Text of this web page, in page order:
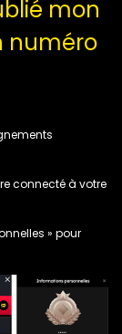
mon
numéro
connecté à votre
» pour